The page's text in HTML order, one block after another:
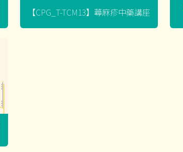
【CPG_T-TCM13】蕁麻疹中藥講座